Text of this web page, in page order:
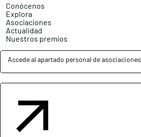
Conócenos
Explora
Asociaciones
Actualidad
Nuestros premios
Accede al apartado personal de asociaciones